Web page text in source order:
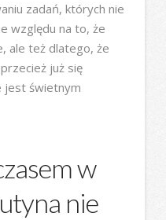
zadań, których nie
względu na to, że
ale też dlatego, że
już się
jest świetnym
w
nie